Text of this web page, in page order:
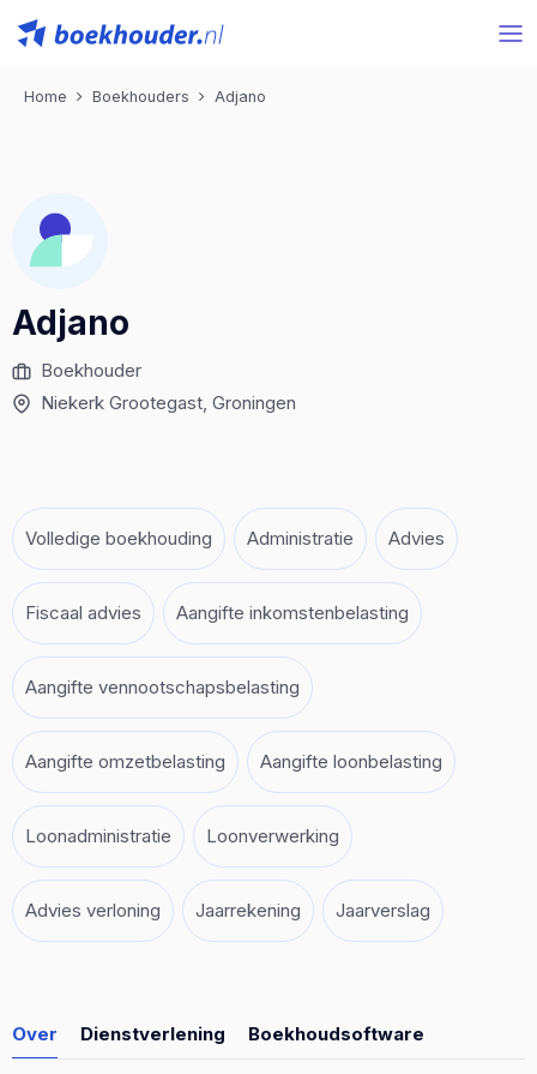
Home Boekhouders Adjano
Adjano
Boekhouder
Niekerk Grootegast, Groningen
Volledige boekhouding Administratie Advies
Fiscaal advies Aangifte inkomstenbelasting
Aangifte vennootschapsbelasting
Aangifte omzetbelasting Aangifte loonbelasting
Loonadministratie Loonverwerking
Advies verloning Jaarrekening Jaarverslag
Over Dienstverlening Boekhoudsoftware